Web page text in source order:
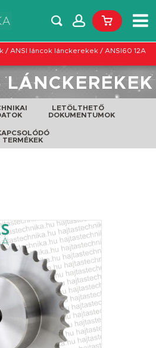
/ ANSI láncok lánckerekek / ANSI60 12A
LÁNCKEREKEK
LETÖLTHETŐ
DOKUMENTUMOK
TERMÉKEK